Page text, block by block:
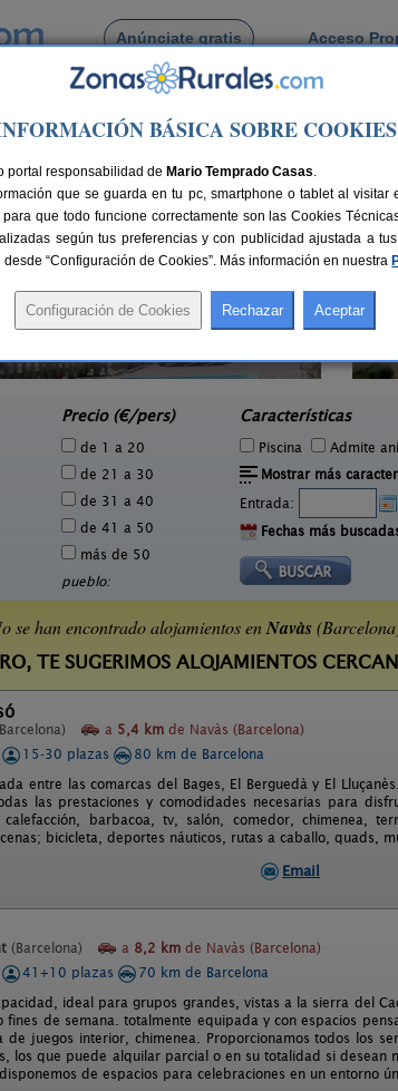
Anúnciate gratis Acceso
Busca por pueblo
Can Fontanelles
Precio (€/pers)
de 1 a 20
de 21 a 30
de 31 a 40
de 41 a 50
más de 50
pueblo:
Características
Piscina Admite
Mostrar más
Entrada:
Fechas más
se han encontrado alojamientos enNavàs
TE SUGERIMOS ALOJAMIENTOS
a 5,4 km de Navàs (Barcelona)
15-30 plazas
80 km de Barcelona
entre las comarcas del Bages, El Berguedà y El
las prestaciones y comodidades necesarias para
calefacción, barbacoa, tv, salón, comedor, chimenea,
bicicleta, deportes náuticos, rutas a caballo, quads,
Email
(Barcelona) a 8,2 km de Navàs (Barcelona)
41+10 plazas
70 km de Barcelona
ideal para grupos grandes, vistas a la sierra del
fines de semana. totalmente equipada y con espacios
de juegos interior, chimenea. Proporcionamos todos los
los que puede alquilar parcial o en su totalidad si
de espacios para celebraciones en un entorno
BÁSICA SOBRE COOKIES
portal responsabilidad de Mario Temprado Casas.
que se guarda en tu pc, smartphone o tablet al
que todo funcione correctamente son las Cookies
según tus preferencias y con publicidad ajustada a
“Configuración de Cookies”. Más información en nuestra